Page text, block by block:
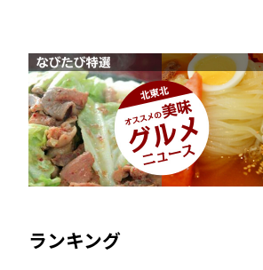
ランキング